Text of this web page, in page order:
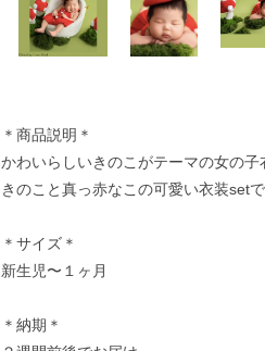
＊商品説明＊
かわいらしいきのこがテーマの女の子
きのこと真っ赤なこの可愛い衣装set
＊サイズ＊
新生児〜１ヶ月
＊納期＊